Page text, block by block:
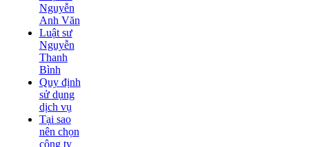
Nguyễn
Anh Văn
Luật sư
Nguyễn
Thanh
Bình
Quy định
sử dụng
dịch vụ
Tại sao
nên chọn
công ty